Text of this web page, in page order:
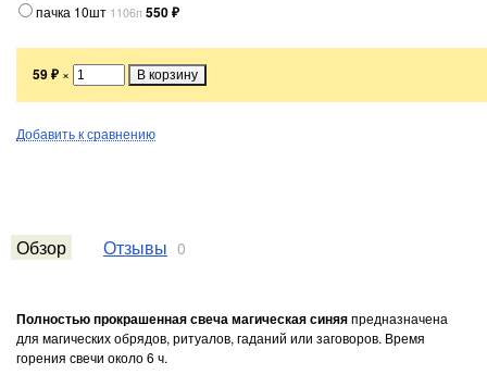
пачка 10шт 1106п 550₽
59₽ ×
Добавить к сравнению
Обзор Отзывы 0
Полностью прокрашенная свеча магическая синяяпредназначена
для магических обрядов, ритуалов, гаданий или заговоров. Время
горения свечи около 6 ч.